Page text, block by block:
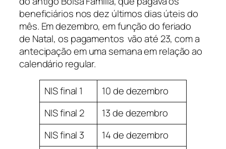
beneficiários nos dez últimos dias úteis do
mês. Em dezembro, em função do feriado
de Natal, os pagamentos vão até 23, com a
antecipação em uma semana em relação ao
calendário regular.
NIS final 1
10 de dezembro
NIS final 2
13 de dezembro
NIS final 3
14 de dezembro